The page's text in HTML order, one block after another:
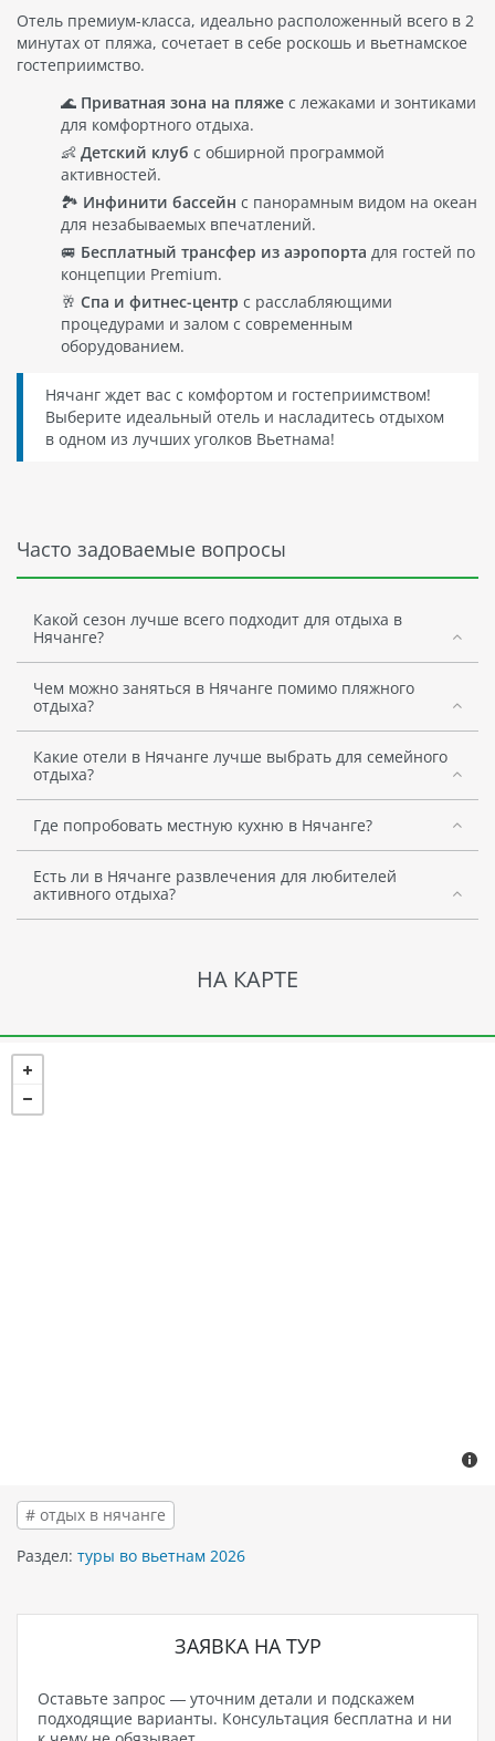
Отель премиум-класса, идеально расположенный всего в 2
минутах от пляжа, сочетает в себе роскошь и вьетнамское
гостеприимство.
🌊 Приватная зона на пляже с лежаками и зонтиками
для комфортного отдыха.
👶 Детский клуб с обширной программой
активностей.
🏞️ Инфинити бассейн с панорамным видом на океан
для незабываемых впечатлений.
🚐 Бесплатный трансфер из аэропорта для гостей по
концепции Premium.
🥂 Спа и фитнес-центр с расслабляющими
процедурами и залом с современным
оборудованием.
Нячанг ждет вас с комфортом и гостеприимством!
Выберите идеальный отель и насладитесь отдыхом
в одном из лучших уголков Вьетнама!
Часто задоваемые вопросы
Какой сезон лучше всего подходит для отдыха в
Нячанге?
Чем можно заняться в Нячанге помимо пляжного
отдыха?
Какие отели в Нячанге лучше выбрать для семейного
отдыха?
Где попробовать местную кухню в Нячанге?
Есть ли в Нячанге развлечения для любителей
активного отдыха?
НА КАРТЕ
# отдых в нячанге
Раздел: туры во вьетнам 2026
ЗАЯВКА НА ТУР
Оставьте запрос — уточним детали и подскажем
подходящие варианты. Консультация бесплатна и ни